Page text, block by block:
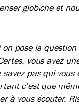
globiche et
pose la question
vous avez
pas qui
c’est que
à vous écouter.